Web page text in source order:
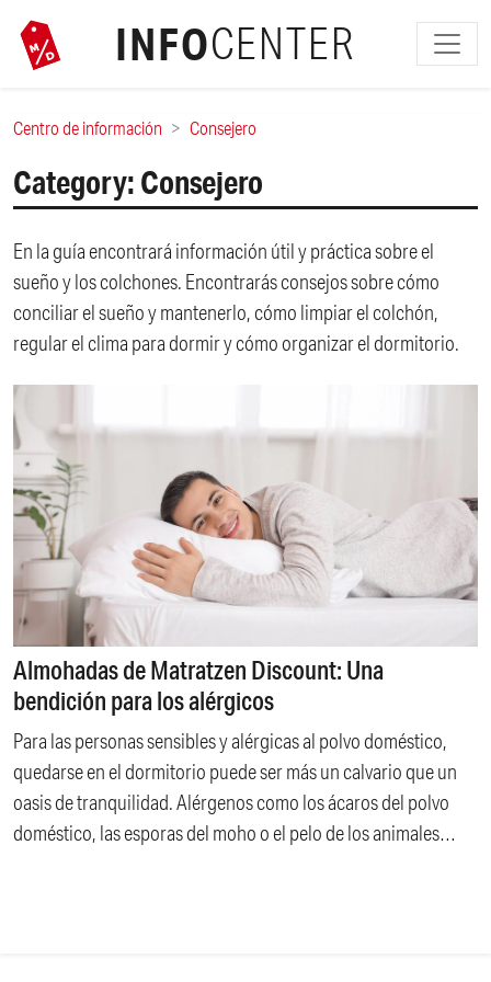
INFOCENTER
Centro de información Consejero
Category: Consejero
En la guía encontrará información útil y práctica sobre el
sueño y los colchones. Encontrarás consejos sobre cómo
conciliar el sueño y mantenerlo, cómo limpiar el colchón,
regular el clima para dormir y cómo organizar el dormitorio.
Almohadas de Matratzen Discount: Una
bendición para los alérgicos
Para las personas sensibles y alérgicas al polvo doméstico,
quedarse en el dormitorio puede ser más un calvario que un
oasis de tranquilidad. Alérgenos como los ácaros del polvo
doméstico, las esporas del moho o el pelo de los animales